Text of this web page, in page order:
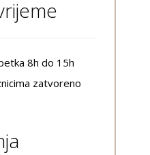
8h do 15h
zatvoreno